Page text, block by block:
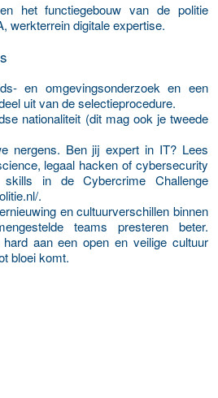
het functiegebouw van de politie
werkterrein digitale expertise.
en omgevingsonderzoek en een
uit van de selectieprocedure.
nationaliteit (dit mag ook je tweede
nergens. Ben jij expert in IT? Lees
legaal hacken of cybersecurity
in de Cybercrime Challenge
.
en cultuurverschillen binnen
teams presteren beter.
aan een open en veilige cultuur
bloei komt.